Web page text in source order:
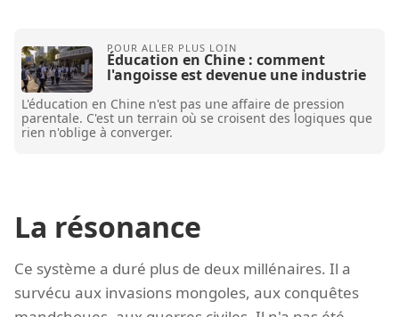
Éducation en Chine : comment
l'angoisse est devenue une industrie
L'éducation en Chine n'est pas une affaire de pression
parentale. C'est un terrain où se croisent des logiques que
rien n'oblige à converger.
La résonance
Ce système a duré plus de deux millénaires. Il a
survécu aux invasions mongoles, aux conquêtes